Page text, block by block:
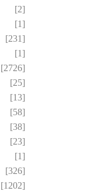
[2]
[1]
[231]
[1]
[2726]
[25]
[13]
[58]
[38]
[23]
[1]
[326]
[1202]